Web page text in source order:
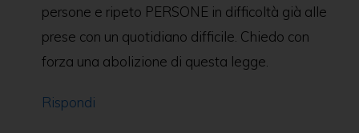
persone e ripeto PERSONE in difficoltà già alle
prese con un quotidiano difficile. Chiedo con
forza una abolizione di questa legge.
Rispondi